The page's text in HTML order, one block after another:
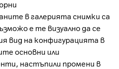
в галерията снимки са
е те визуално да се
вид на конфигурацията в
основни или
настъпили промени в